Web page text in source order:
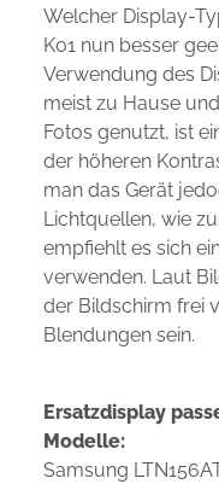
Welcher Display-
K01 nun besser
Verwendung des
meist zu Hause
Fotos genutzt, ist
der höheren
man das Gerät
Lichtquellen, wie
empfiehlt es sich
verwenden. Laut
der Bildschirm frei
Blendungen sein.
Ersatzdisplay
Modelle:
Samsung